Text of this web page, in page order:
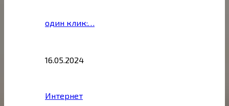
один клик:…
16.05.2024
Интернет